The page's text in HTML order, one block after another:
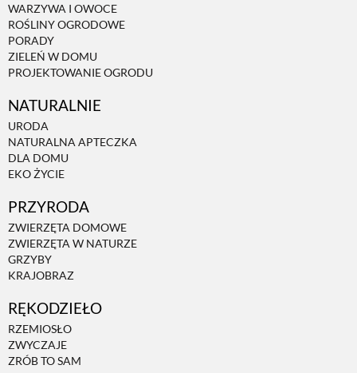
WARZYWA I OWOCE
ROŚLINY OGRODOWE
PORADY
ZIELEŃ W DOMU
PROJEKTOWANIE OGRODU
NATURALNIE
URODA
NATURALNA APTECZKA
DLA DOMU
EKO ŻYCIE
PRZYRODA
ZWIERZĘTA DOMOWE
ZWIERZĘTA W NATURZE
GRZYBY
KRAJOBRAZ
RĘKODZIEŁO
RZEMIOSŁO
ZWYCZAJE
ZRÓB TO SAM